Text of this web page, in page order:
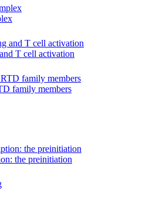
T cell activation
family members
the preinitiation